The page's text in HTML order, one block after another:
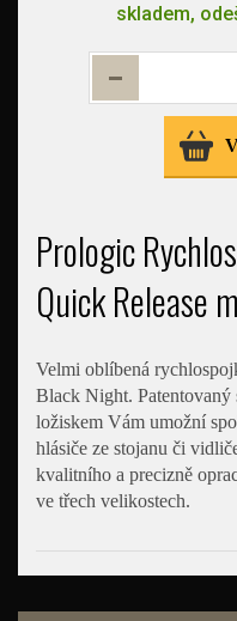
skladem,
Prologic
Quick Release
Velmi oblíbená
Black Night.
ložiskem Vám umožní
hlásiče ze stojanu či
kvalitního a precizně
ve třech velikostech.